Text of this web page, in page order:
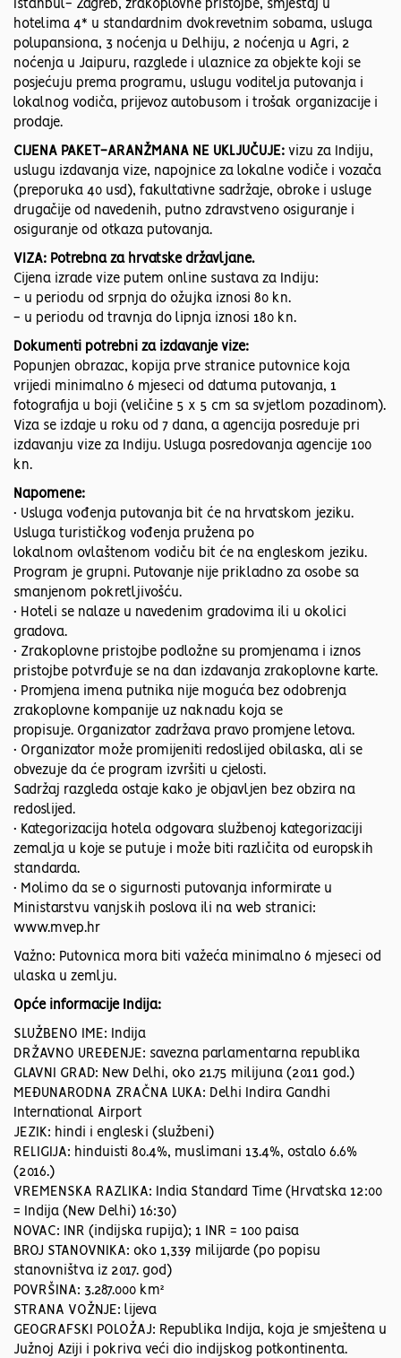
Istanbul- Zagreb, zrakoplovne pristojbe, smještaj u
hotelima 4* u standardnim dvokrevetnim sobama, usluga
polupansiona, 3 noćenja u Delhiju, 2 noćenja u Agri, 2
noćenja u Jaipuru, razglede i ulaznice za objekte koji se
posjećuju prema programu, uslugu voditelja putovanja i
lokalnog vodiča, prijevoz autobusom i trošak organizacije i
prodaje.
CIJENA PAKET-ARANŽMANA NE UKLJUČUJE: vizu za Indiju,
uslugu izdavanja vize, napojnice za lokalne vodiče i vozača
(preporuka 40 usd), fakultativne sadržaje, obroke i usluge
drugačije od navedenih, putno zdravstveno osiguranje i
osiguranje od otkaza putovanja.
VIZA: Potrebna za hrvatske državljane.
Cijena izrade vize putem online sustava za Indiju:
- u periodu od srpnja do ožujka iznosi 80 kn.
- u periodu od travnja do lipnja iznosi 180 kn.
Dokumenti potrebni za izdavanje vize:
Popunjen obrazac, kopija prve stranice putovnice koja
vrijedi minimalno 6 mjeseci od datuma putovanja, 1
fotografija u boji (veličine 5 x 5 cm sa svjetlom pozadinom).
Viza se izdaje u roku od 7 dana, a agencija posreduje pri
izdavanju vize za Indiju. Usluga posredovanja agencije 100
kn.
Napomene:
• Usluga vođenja putovanja bit će na hrvatskom jeziku.
Usluga turističkog vođenja pružena po
lokalnom ovlaštenom vodiču bit će na engleskom jeziku.
Program je grupni. Putovanje nije prikladno za osobe sa
smanjenom pokretljivošću.
• Hoteli se nalaze u navedenim gradovima ili u okolici
gradova.
• Zrakoplovne pristojbe podložne su promjenama i iznos
pristojbe potvrđuje se na dan izdavanja zrakoplovne karte.
• Promjena imena putnika nije moguća bez odobrenja
zrakoplovne kompanije uz naknadu koja se
propisuje. Organizator zadržava pravo promjene letova.
• Organizator može promijeniti redoslijed obilaska, ali se
obvezuje da će program izvršiti u cjelosti.
Sadržaj razgleda ostaje kako je objavljen bez obzira na
redoslijed.
• Kategorizacija hotela odgovara službenoj kategorizaciji
zemalja u koje se putuje i može biti različita od europskih
standarda.
• Molimo da se o sigurnosti putovanja informirate u
Ministarstvu vanjskih poslova ili na web stranici:
www.mvep.hr
Važno: Putovnica mora biti važeća minimalno 6 mjeseci od
ulaska u zemlju.
Opće informacije Indija:
SLUŽBENO IME: Indija
DRŽAVNO UREĐENJE: savezna parlamentarna republika
GLAVNI GRAD: New Delhi, oko 21.75 milijuna (2011 god.)
MEĐUNARODNA ZRAČNA LUKA: Delhi Indira Gandhi
International Airport
JEZIK: hindi i engleski (službeni)
RELIGIJA: hinduisti 80.4%, muslimani 13.4%, ostalo 6.6%
(2016.)
VREMENSKA RAZLIKA: India Standard Time (Hrvatska 12:00
= Indija (New Delhi) 16:30)
NOVAC: INR (indijska rupija); 1 INR = 100 paisa
BROJ STANOVNIKA: oko 1,339 milijarde (po popisu
stanovništva iz 2017. god)
POVRŠINA: 3.287.000 km²
STRANA VOŽNJE: lijeva
GEOGRAFSKI POLOŽAJ: Republika Indija, koja je smještena u
Južnoj Aziji i pokriva veći dio indijskog potkontinenta.